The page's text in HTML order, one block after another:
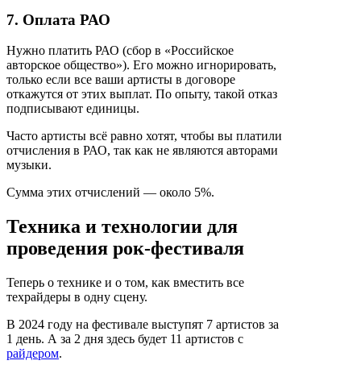
7. Оплата РАО
Нужно платить РАО (сбор в «Российское
авторское общество»). Его можно игнорировать,
только если все ваши артисты в договоре
откажутся от этих выплат. По опыту, такой отказ
подписывают единицы.
Часто артисты всё равно хотят, чтобы вы платили
отчисления в РАО, так как не являются авторами
музыки.
Сумма этих отчислений — около 5%.
Техника и технологии для
проведения рок-фестиваля
Теперь о технике и о том, как вместить все
техрайдеры в одну сцену.
В 2024 году на фестивале выступят 7 артистов за
1 день. А за 2 дня здесь будет 11 артистов с
райдером.